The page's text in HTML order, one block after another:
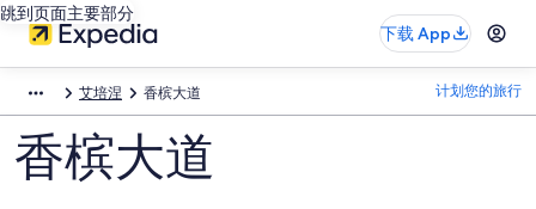
跳到页面主要部分
下载 App
艾培涅 香槟大道 计划您的旅行
香槟大道